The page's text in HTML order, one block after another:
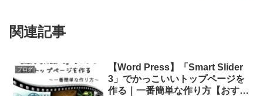
関連記事
ブログ
【Word Press】「Smart Slider
3」でかっこいいトップページを
作る｜一番簡単な作り方【おすす